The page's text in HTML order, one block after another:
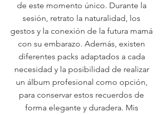
de este momento único. Durante la
sesión, retrato la naturalidad, los
gestos y la conexión de la futura mamá
con su embarazo. Además, existen
diferentes packs adaptados a cada
necesidad y la posibilidad de realizar
un álbum profesional como opción,
para conservar estos recuerdos de
forma elegante y duradera. Mis